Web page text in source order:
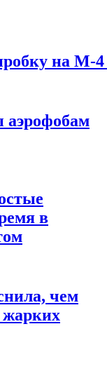
на М-
аэрофобам
в
чем
жарких